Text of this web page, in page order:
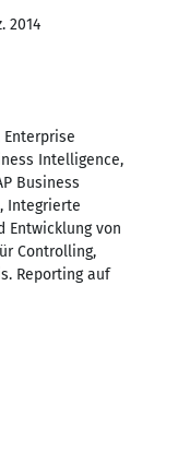
2014
Intelligence,
Business
Integrierte
Entwicklung von
Controlling,
Reporting auf